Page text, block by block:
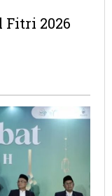
Fitri 2026